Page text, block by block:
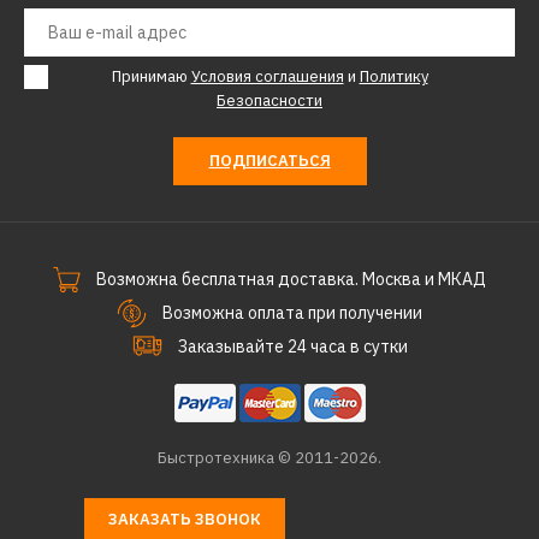
REDVERG
Ролик к плиткорезу
REDVERG rd-ts600
ДОБАВИТЬ К СРАВНЕНИЮ
ДОБАВИТЬ В ПОЖЕЛАНИЯ
REDVERG
для МФИ 45х52(820671)
Принимаю Условия соглашения и Политику
Безопасности
ПОДПИСАТЬСЯ
Возможна бесплатная доставка. Москва и МКАД
Возможна оплата при получении
Заказывайте 24 часа в сутки
Быстротехника © 2011-2026.
ЗАКАЗАТЬ ЗВОНОК